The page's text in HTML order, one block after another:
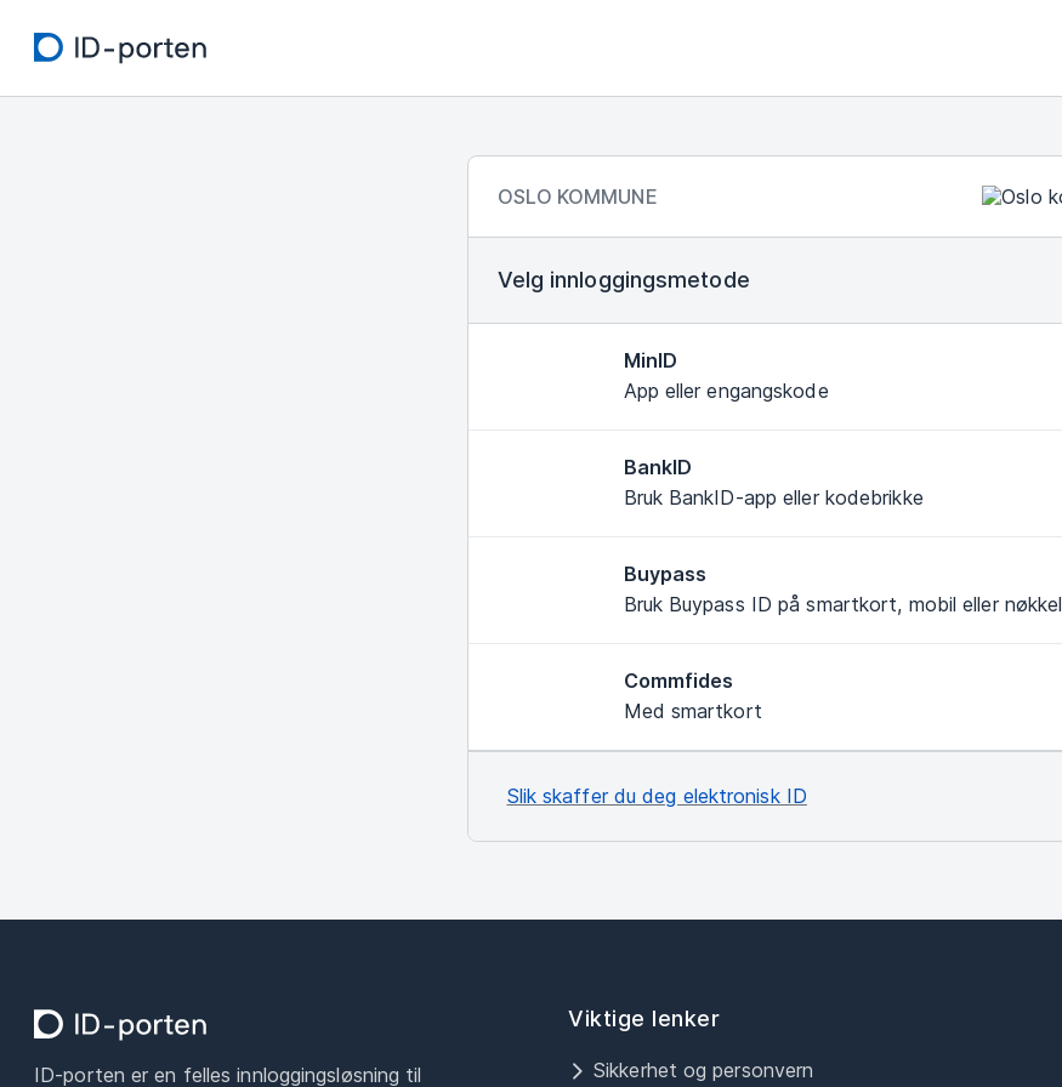
OSLO KOMMUNE
Velg innloggingsmetode
MinID
App eller engangskode
BankID
Bruk BankID-app eller kodebrikke
Buypass
Bruk Buypass ID på smartkort, mobil eller nøkkel
Commfides
Med smartkort
Slik skaffer du deg elektronisk ID
ID-porten er en felles innloggingsløsning til
Viktige lenker
Sikkerhet og personvern